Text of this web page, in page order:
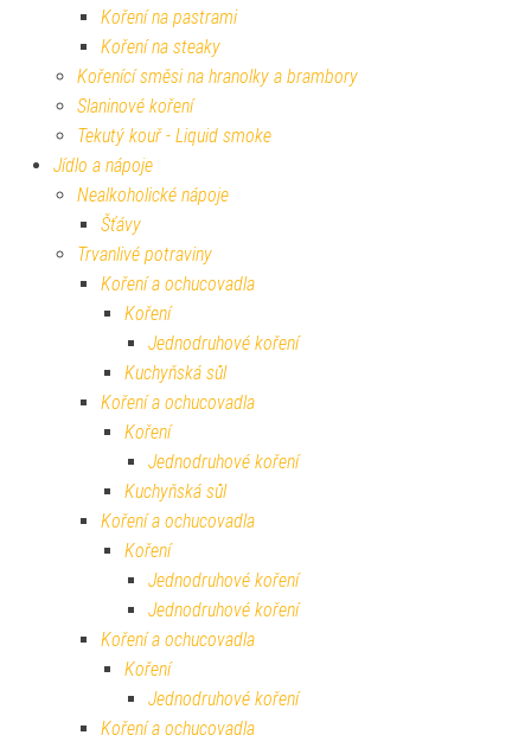
Koření na pastrami
Koření na steaky
Kořenící směsi na hranolky a brambory
Slaninové koření
Tekutý kouř - Liquid smoke
Jídlo a nápoje
Nealkoholické nápoje
Šťávy
Trvanlivé potraviny
Koření a ochucovadla
Koření
Jednodruhové koření
Kuchyňská sůl
Koření a ochucovadla
Koření
Jednodruhové koření
Kuchyňská sůl
Koření a ochucovadla
Koření
Jednodruhové koření
Jednodruhové koření
Koření a ochucovadla
Koření
Jednodruhové koření
Koření a ochucovadla